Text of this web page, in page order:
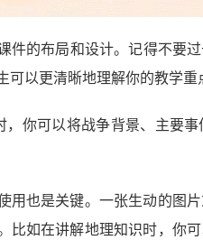
件的布局和设计。记得不要
可以更清晰地理解你的教学重
，你可以将战争背景、主要
用也是关键。一张生动的图
比如在讲解地理知识时，你